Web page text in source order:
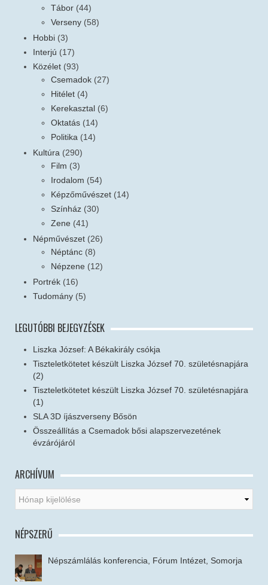
Tábor (44)
Verseny (58)
Hobbi (3)
Interjú (17)
Közélet (93)
Csemadok (27)
Hitélet (4)
Kerekasztal (6)
Oktatás (14)
Politika (14)
Kultúra (290)
Film (3)
Irodalom (54)
Képzőművészet (14)
Színház (30)
Zene (41)
Népművészet (26)
Néptánc (8)
Népzene (12)
Portrék (16)
Tudomány (5)
LEGUTÓBBI BEJEGYZÉSEK
Liszka József: A Békakirály csókja
Tiszteletkötetet készült Liszka József 70. születésnapjára
(2)
Tiszteletkötetet készült Liszka József 70. születésnapjára
(1)
SLA 3D íjászverseny Bősön
Összeállítás a Csemadok bősi alapszervezetének
évzárójáról
ARCHÍVUM
NÉPSZERŰ
Népszámlálás konferencia, Fórum Intézet, Somorja